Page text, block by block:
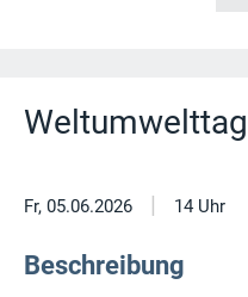
Weltumwelttag
Fr, 05.06.2026 | 14 Uhr
Beschreibung